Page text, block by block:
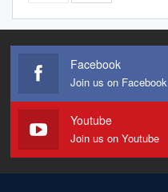
Facebook
Join us on Facebook
Youtube
Join us on Youtube